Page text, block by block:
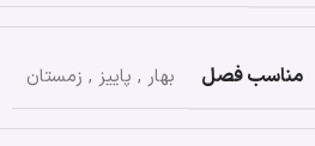
مناسب فصل بهار , پاییز , زمستان